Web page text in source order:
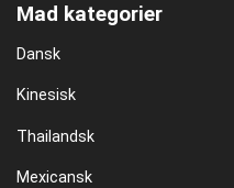
Mad kategorier
Dansk
Kinesisk
Thailandsk
Mexicansk